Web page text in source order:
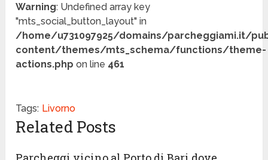
Warning: Undefined array key
"mts_social_button_layout" in
/home/u731097925/domains/parcheggiami.it/
content/themes/mts_schema/functions/theme-
actions.php on line 461
Tags: Livorno
Related Posts